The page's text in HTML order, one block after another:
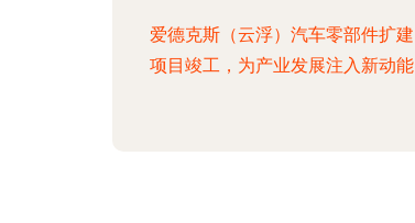
爱德克斯（云浮）汽车零部件扩建
项目竣工，为产业发展注入新动能